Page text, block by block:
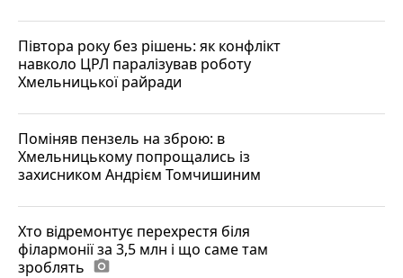
Півтора року без рішень: як конфлікт
навколо ЦРЛ паралізував роботу
Хмельницької райради
Поміняв пензель на зброю: в
Хмельницькому попрощались із
захисником Андрієм Томчишиним
Хто відремонтує перехрестя біля
філармонії за 3,5 млн і що саме там
зроблять photo_camera